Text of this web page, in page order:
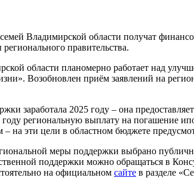
Владимирской области получат
правительства.
области планомерно работает над
Возобновлен приём заявлений на
заработала 2025 году – она
региональную выплату на погашение
– на эти цели в областном бюджете
меры поддержки выбрано
поддержки можно обращаться в
на официальном сайте в разделе